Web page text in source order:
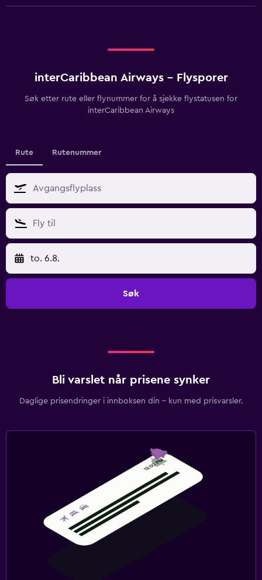
interCaribbean Airways - Flysporer
Søk etter rute eller flynummer for å sjekke flystatusen for
interCaribbean Airways
Rute Rutenummer
to. 6.8.
Søk
Bli varslet når prisene synker
Daglige prisendringer i innboksen din – kun med prisvarsler.